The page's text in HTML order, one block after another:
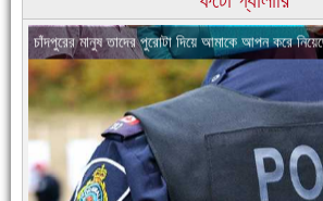
চাঁদপুরের মানুষ তাদের পুরোটা দিয়ে আমাকে আপন করে নিয়েছে